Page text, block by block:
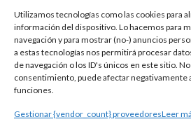
Utilizamos tecnologías como las cookies para
información del dispositivo. Lo hacemos para
navegación y para mostrar (no-) anuncios
a estas tecnologías nos permitirá procesar
de navegación o los ID's únicos en este sitio.
consentimiento, puede afectar negativamente
funciones.
Gestionar {vendor_count} proveedoresLeer
¡Solicita tu préstamo sin
Mercado Pago ofrece préstamo
rápida y segura: Préstamos
Debes presentar un documento que